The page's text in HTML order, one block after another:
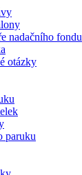
nadačního fondu
otázky
paruku